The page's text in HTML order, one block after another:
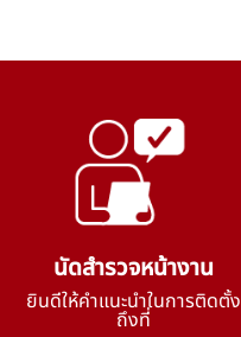
นัดสำรวจหน้างาน
ยินดีให้คำแนะนำในการติดตั้ง
ถึงที่